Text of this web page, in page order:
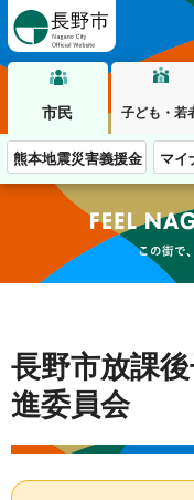
市民 子ども・若
熊本地震災害義援金 マイ
この街で、
長野市放課
進委員会